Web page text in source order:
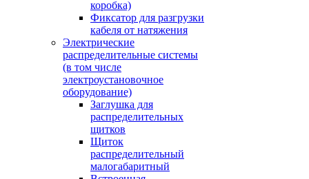
коробка)
Фиксатор для разгрузки
кабеля от натяжения
Электрические
распределительные системы
(в том числе
электроустановочное
оборудование)
Заглушка для
распределительных
щитков
Щиток
распределительный
малогабаритный